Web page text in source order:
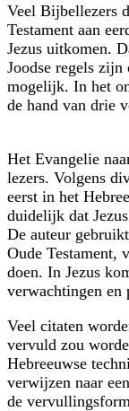
Veel Bijbellezers
Testament aan
Jezus uitkomen.
Joodse regels zijn
mogelijk. In het
de hand van drie
Het Evangelie
lezers. Volgens
eerst in het
duidelijk dat
De auteur
Oude Testament,
doen. In Jezus
verwachtingen
Veel citaten
vervuld zou
Hebreeuwse
verwijzen naar
de